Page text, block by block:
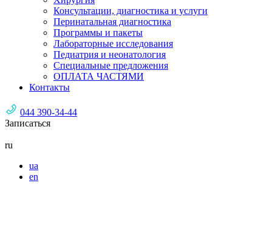
Консультации, диагностика и услуги
Перинатальная диагностика
Программы и пакеты
Лабораторные исследования
Педиатрия и неонатология
Специальные предложения
ОПЛАТА ЧАСТЯМИ
Контакты
044 390-34-44
Записаться
ru
ua
en